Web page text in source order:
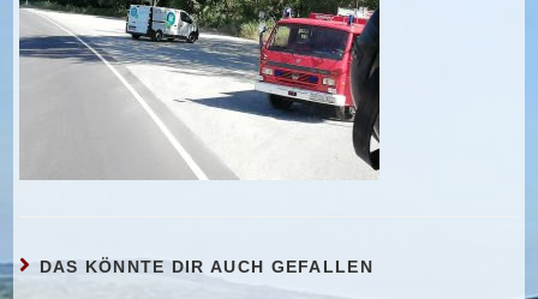
DAS KÖNNTE DIR AUCH GEFALLEN